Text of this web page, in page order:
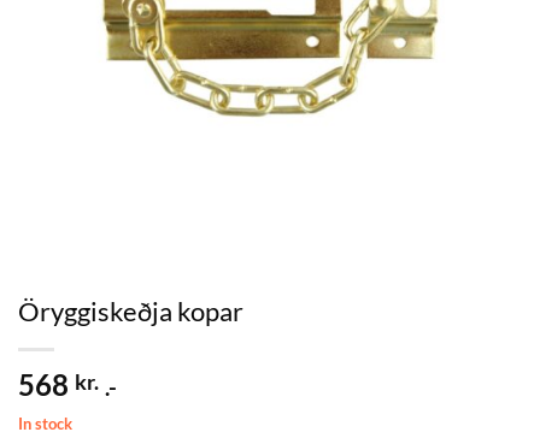
Öryggiskeðja kopar
568 kr. .-
In stock